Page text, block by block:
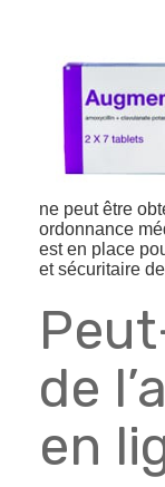
ne peut être
ordonnance
est en place
et sécuritaire
de
en